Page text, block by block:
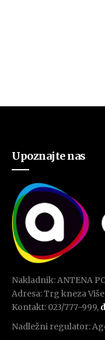
Upoznajte nas
Nakladnik: ANTENA
Adresa: Trg kneza
Kontakt: 023/777-999,
Nadležni regulator: